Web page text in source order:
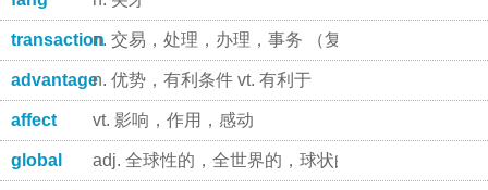
transactionn. 交易，处理，办理，事务 （复）transactio
advantagen. 优势，有利条件 vt. 有利于
affect vt. 影响，作用，感动
global adj. 全球性的，全世界的，球状的，全局的